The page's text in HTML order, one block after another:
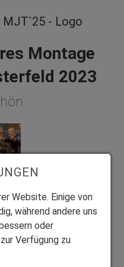
Montage
2023
Jahrzehnten
bereits wie seine
Pokal hat er hier
Trophäe in seiner
des
Website. Einige von
während andere uns
oder
Verfügung zu